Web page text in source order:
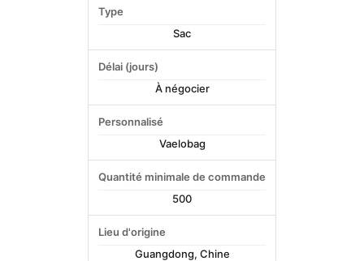
Type
Sac
Délai (jours)
À négocier
Personnalisé
Vaelobag
Quantité minimale de commande
500
Lieu d'origine
Guangdong, Chine